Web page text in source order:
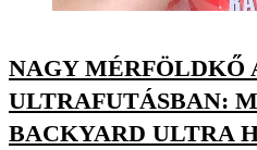
NAGY MÉRFÖLDKŐ
ULTRAFUTÁSBAN:
BACKYARD ULTRA